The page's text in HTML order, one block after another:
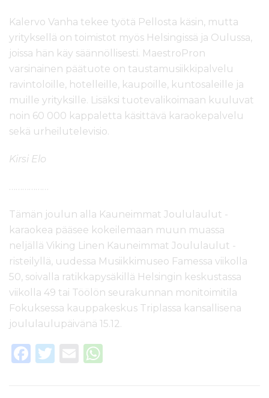
Kalervo Vanha tekee työtä Pellosta käsin, mutta
yrityksellä on toimistot myös Helsingissä ja Oulussa,
joissa hän käy säännöllisesti. MaestroPron
varsinainen päätuote on taustamusiikkipalvelu
ravintoloille, hotelleille, kaupoille, kuntosaleille ja
muille yrityksille. Lisäksi tuotevalikoimaan kuuluvat
noin 60 000 kappaletta käsittävä karaokepalvelu
sekä urheilutelevisio.
Kirsi Elo
………………
Tämän joulun alla Kauneimmat Joululaulut -
karaokea pääsee kokeilemaan muun muassa
neljällä Viking Linen Kauneimmat Joululaulut -
risteilyllä, uudessa Musiikkimuseo Famessa viikolla
50, soivalla ratikkapysäkillä Helsingin keskustassa
viikolla 49 tai Töölön seurakunnan monitoimitila
Fokuksessa kauppakeskus Triplassa kansallisena
joululaulupäivänä 15.12.
F
T
E